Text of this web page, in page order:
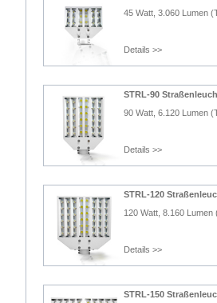
45 Watt, 3.060 Lumen
Details >>
STRL-90
90 Watt, 6.120 Lumen
Details >>
STRL-120
120 Watt, 8.160 Lumen
Details >>
STRL-150